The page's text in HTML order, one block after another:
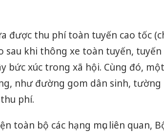
được thu phí toàn tuyến cao tốc
sau khi thông xe toàn tuyến,
bức xúc trong xã hội. Cùng đó,
như đường gom dân sinh, tường
phí.
toàn bộ các hạng mục liên quan,